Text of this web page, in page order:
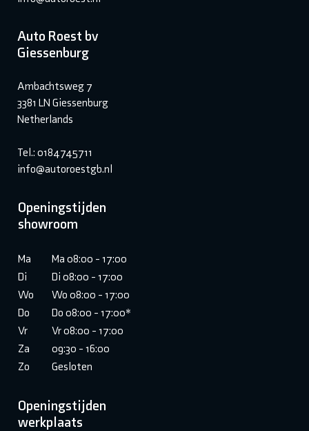
Auto Roest bv
Giessenburg
Ambachtsweg 7
3381 LN Giessenburg
Netherlands
Tel.: 0184745711
info@autoroestgb.nl
Openingstijden
showroom
Ma
Ma 08:00 - 17:00
Di
Di 08:00 - 17:00
Wo
Wo 08:00 - 17:00
Do
Do 08:00 - 17:00*
Vr
Vr 08:00 - 17:00
Za
09:30 - 16:00
Zo
Gesloten
Openingstijden
werkplaats